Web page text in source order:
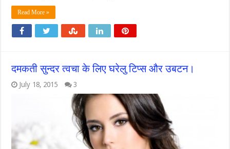
Read More »
दमकती सुन्दर त्वचा के लिए घरेलु टिप्स और उबटन।
July 18, 2015 3